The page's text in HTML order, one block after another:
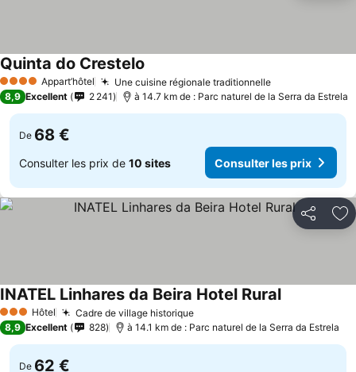
4 Étoiles Appart’hôtel Une cuisine régionale traditionnelleConsulter les
Quinta do Crestelo
8,9 Excellent 2 241 à 14.7 km de : Parc naturel de la Serra da Estrela
De 68 €
Consulter les prix de 10 sites Consulter les prix
Partager
3 ÉtoilesHôtel Cadre de village historiqueConsulter les prix
INATEL Linhares da Beira Hotel RuralConsulter
8,9 Excellent 828 à 14.1 km de : Parc naturel de la Serra da Estrela
De 62 €